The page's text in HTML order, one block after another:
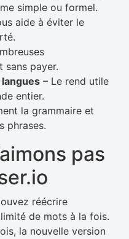
simple ou formel.
aide à éviter le
payer.
– Le rend utile
entier.
la grammaire et
phrases.
pas
réécrire
de mots à la fois.
la nouvelle version